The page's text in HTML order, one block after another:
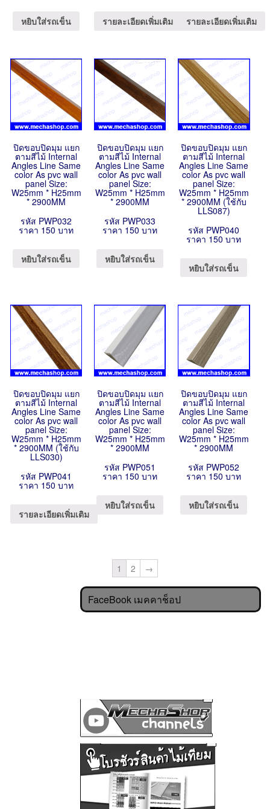
หยิบใส่รถเข็น รายละเอียดเพิ่มเติม รายละเอียดเพิ่มเติม
ปิดขอบปิดมุม แยก
ตามสีไม้ Internal
Angles Line Same
color As pvc wall
panel Size:
W25mm * H25mm
* 2900MM
รหัส PWP032
ราคา 150 บาท
หยิบใส่รถเข็น
ปิดขอบปิดมุม แยก
ตามสีไม้ Internal
Angles Line Same
color As pvc wall
panel Size:
W25mm * H25mm
* 2900MM
รหัส PWP033
ราคา 150 บาท
หยิบใส่รถเข็น
ปิดขอบปิดมุม แยก
ตามสีไม้ Internal
Angles Line Same
color As pvc wall
panel Size:
W25mm * H25mm
* 2900MM (ใช้กับ
LLS087)
รหัส PWP040
ราคา 150 บาท
หยิบใส่รถเข็น
ปิดขอบปิดมุม แยก
ตามสีไม้ Internal
Angles Line Same
color As pvc wall
panel Size:
W25mm * H25mm
* 2900MM (ใช้กับ
LLS030)
รหัส PWP041
ราคา 150 บาท
รายละเอียดเพิ่มเติม
ปิดขอบปิดมุม แยก
ตามสีไม้ Internal
Angles Line Same
color As pvc wall
panel Size:
W25mm * H25mm
* 2900MM
รหัส PWP051
ราคา 150 บาท
หยิบใส่รถเข็น
ปิดขอบปิดมุม แยก
ตามสีไม้ Internal
Angles Line Same
color As pvc wall
panel Size:
W25mm * H25mm
* 2900MM
รหัส PWP052
ราคา 150 บาท
หยิบใส่รถเข็น
1 2 →
FaceBook เมคคาช็อป